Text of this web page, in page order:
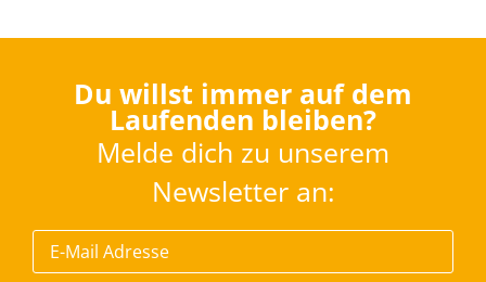
Du willst immer auf dem
Laufenden bleiben?
Melde dich zu unserem
Newsletter an: